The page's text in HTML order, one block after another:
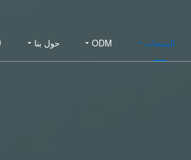
المنتجات ODM حول بنا